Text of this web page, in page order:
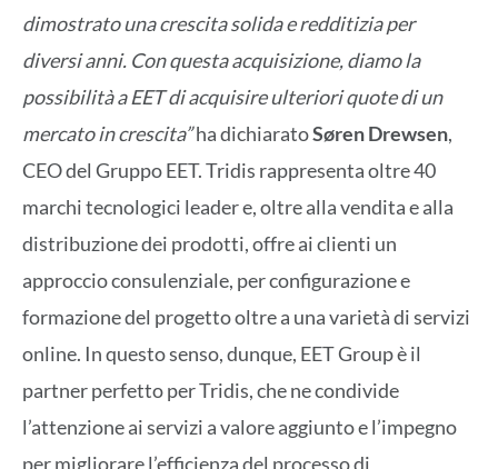
dimostrato una crescita solida e redditizia per
diversi anni. Con questa acquisizione, diamo la
possibilità a EET di acquisire ulteriori quote di un
mercato in crescita”ha dichiaratoSøren Drewsen,
CEO del Gruppo EET. Tridis rappresenta oltre 40
marchi tecnologici leader e, oltre alla vendita e alla
distribuzione dei prodotti, offre ai clienti un
approccio consulenziale, per configurazione e
formazione del progetto oltre a una varietà di servizi
online. In questo senso, dunque, EET Group è il
partner perfetto per Tridis, che ne condivide
l’attenzione ai servizi a valore aggiunto e l’impegno
per migliorare l’efficienza del processo di